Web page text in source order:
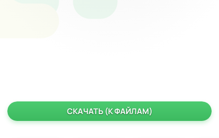
СКАЧАТЬ (К ФАЙЛАМ)